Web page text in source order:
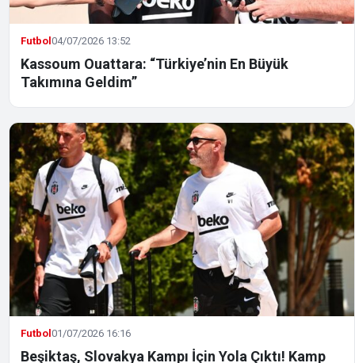
Futbol04/07/2026 13:52
Kassoum Ouattara: “Türkiye’nin En Büyük
Takımına Geldim”
Futbol01/07/2026 16:16
Beşiktaş, Slovakya Kampı İçin Yola Çıktı! Kamp